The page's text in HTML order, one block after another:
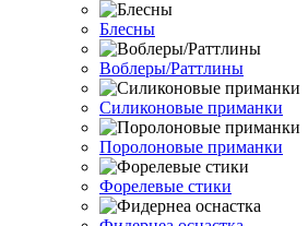
Блесны
Воблеры/Раттлины
Силиконовые приманки
Поролоновые приманки
Форелевые стики